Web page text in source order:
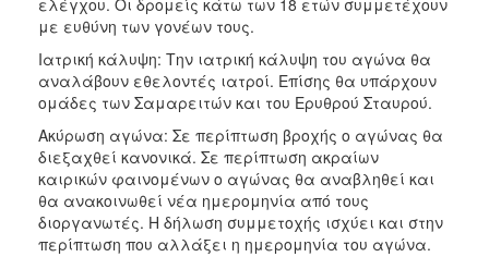
με ευθύνη των γονέων τους.
Ιατρική κάλυψη: Την ιατρική κάλυψη του αγώνα θα
αναλάβουν εθελοντές ιατροί. Επίσης θα υπάρχουν
ομάδες των Σαμαρειτών και του Ερυθρού Σταυρού.
Ακύρωση αγώνα: Σε περίπτωση βροχής ο αγώνας θα
διεξαχθεί κανονικά. Σε περίπτωση ακραίων
καιρικών φαινομένων ο αγώνας θα αναβληθεί και
θα ανακοινωθεί νέα ημερομηνία από τους
διοργανωτές. Η δήλωση συμμετοχής ισχύει και στην
περίπτωση που αλλάξει η ημερομηνία του αγώνα.